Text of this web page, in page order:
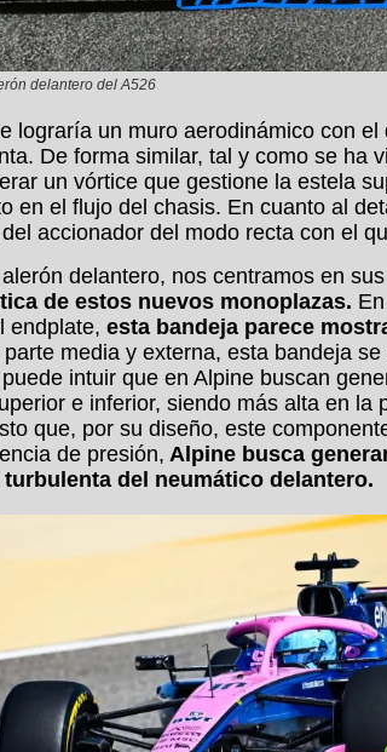
delantero del A526
lograría un muro aerodinámico con
De forma similar, tal y como se ha
un vórtice que gestione la estela
en el flujo del chasis. En cuanto al
accionador del modo recta con el
delantero, nos centramos en
de estos nuevos monoplazas.
endplate, esta bandeja parece
media y externa, esta bandeja
intuir que en Alpine buscan
e inferior, siendo más alta en la
que, por su diseño, este
de presión, Alpine busca
del neumático delantero.